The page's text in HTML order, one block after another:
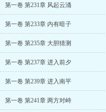
第一卷 第231章 风起云涌
第一卷 第233章 内有暗子
第一卷 第235章 大胆猜测
第一卷 第237章 进入前夕
第一卷 第239章 进入南平
第一卷 第241章 两方对峙